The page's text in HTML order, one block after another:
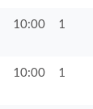
10:00 1
10:00 1